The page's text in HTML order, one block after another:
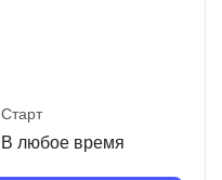
Старт
В любое время